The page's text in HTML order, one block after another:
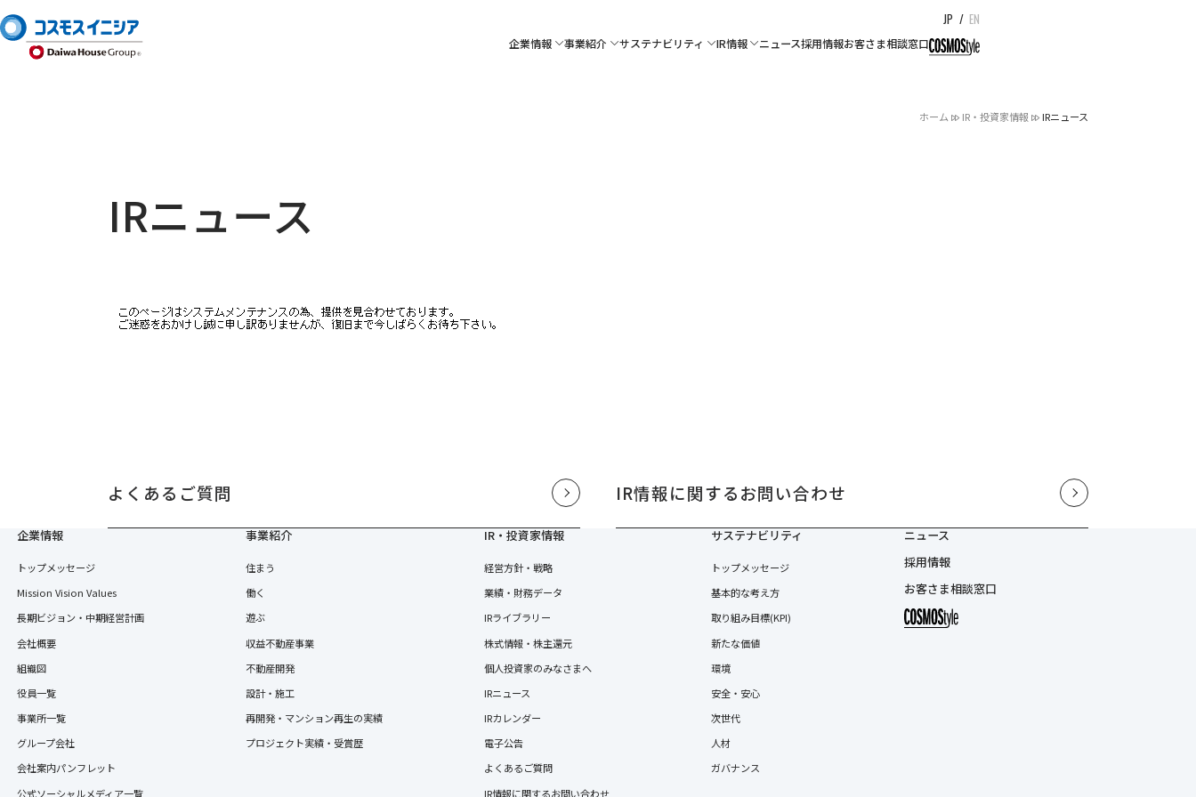
企業情報 事業紹介 サステナビリティ IR情報 ニュース採用情報お客さま相談窓口
JP / EN
ホーム IR・投資家情報 IRニュース
IRニュース
よくあるご質問 IR情報に関するお問い合わせ
企業情報
トップメッセージ
Mission Vision Values
長期ビジョン・中期経営計画
会社概要
組織図
役員一覧
事業所一覧
グループ会社
会社案内パンフレット
公式ソーシャルメディア一覧
事業紹介
住まう
働く
遊ぶ
収益不動産事業
不動産開発
設計・施工
再開発・マンション再生の実績
プロジェクト実績・受賞歴
IR・投資家情報
経営方針・戦略
業績・財務データ
IRライブラリー
株式情報・株主還元
個人投資家のみなさまへ
IRニュース
IRカレンダー
電子公告
よくあるご質問
IR情報に関するお問い合わせ
サステナビリティ
トップメッセージ
基本的な考え方
取り組み目標(KPI)
新たな価値
環境
安全・安心
次世代
人材
ガバナンス
ニュース
採用情報
お客さま相談窓口